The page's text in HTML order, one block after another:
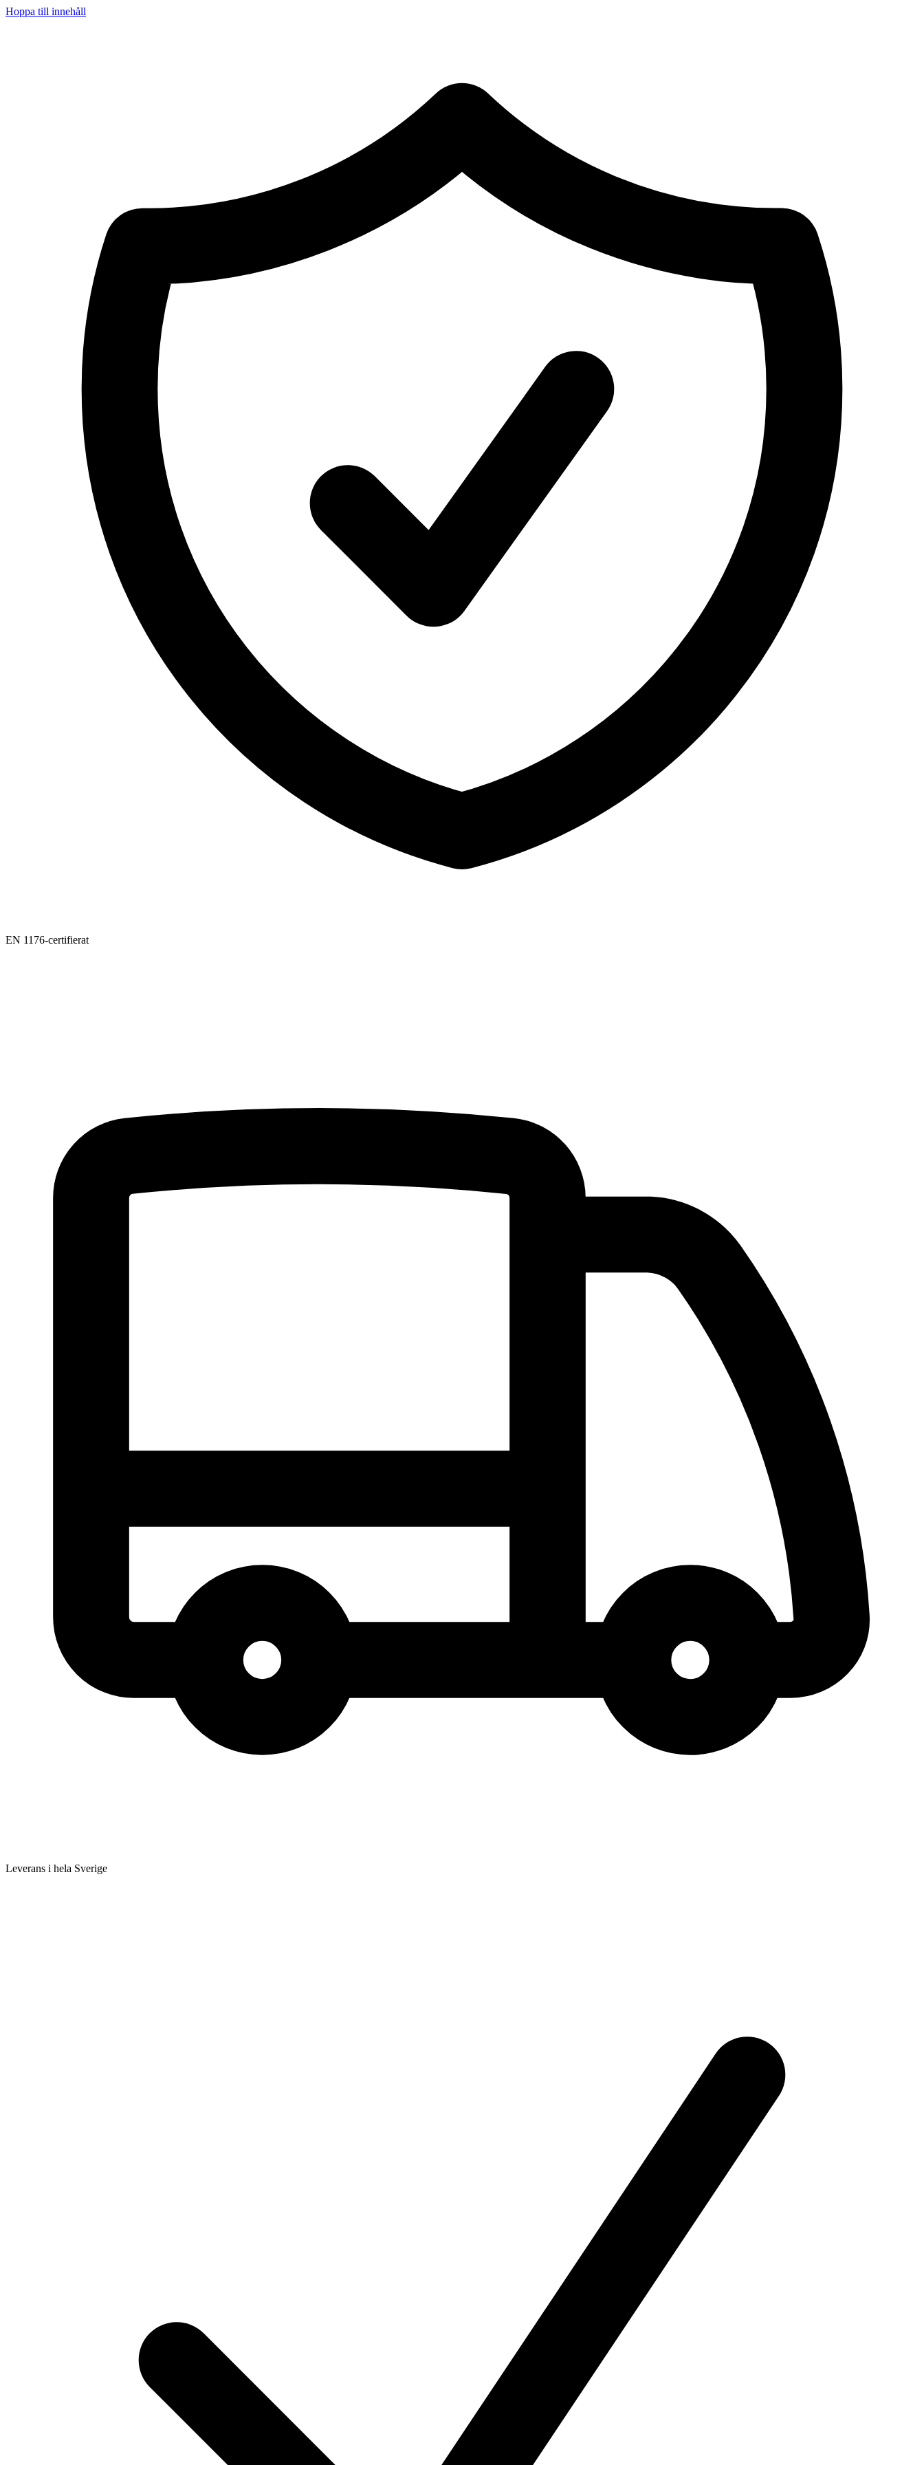
Hoppa till innehåll
EN 1176-certifierat
Leverans i hela Sverige